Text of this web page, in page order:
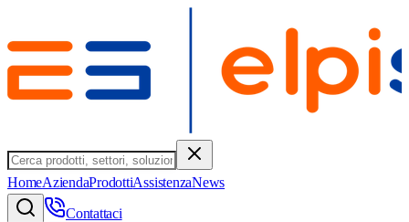
HomeAziendaProdottiAssistenzaNews
Contattaci